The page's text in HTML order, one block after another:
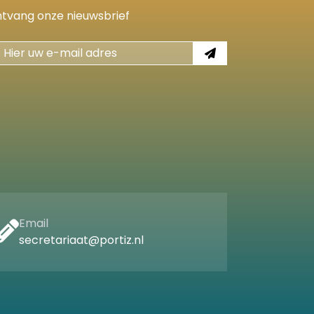
onze nieuwsbrief
Email
secretariaat@portiz.nl